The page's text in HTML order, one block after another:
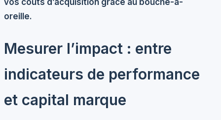
oreille.
Mesurer l’impact : entre
indicateurs de performance
et capital marque